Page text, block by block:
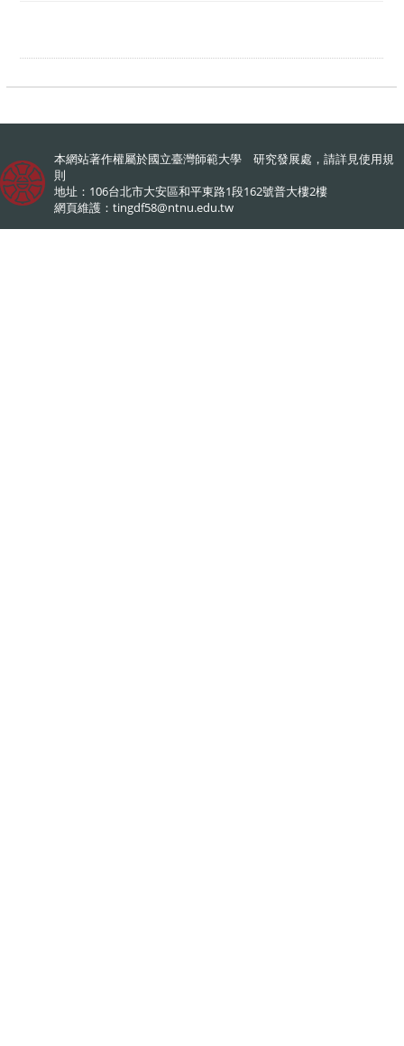
本網站著作權屬於國立臺灣師範大學 研究發展處，請詳見使用規
則
地址：106台北市大安區和平東路1段162號普大樓2樓
網頁維護： tingdf58@ntnu.edu.tw